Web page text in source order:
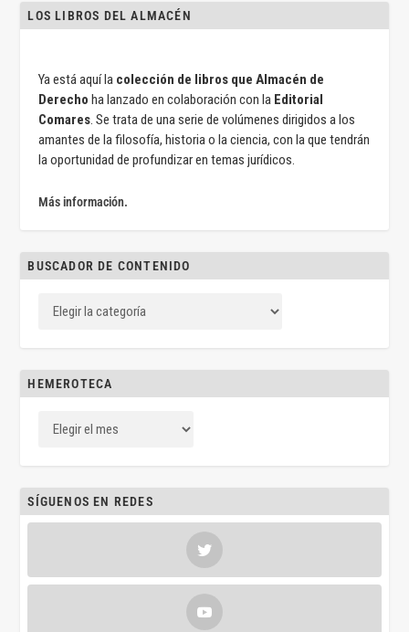
LOS LIBROS DEL ALMACÉN
Ya está aquí la colección de libros que Almacén de
Derecho ha lanzado en colaboración con la Editorial
Comares. Se trata de una serie de volúmenes dirigidos a los
amantes de la filosofía, historia o la ciencia, con la que tendrán
la oportunidad de profundizar en temas jurídicos.
Más información.
BUSCADOR DE CONTENIDO
HEMEROTECA
SÍGUENOS EN REDES